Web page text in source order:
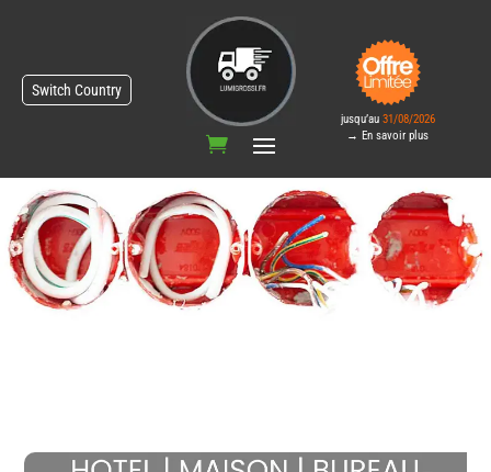
Switch Country
jusqu’au 31/08/2026
→ En savoir plus